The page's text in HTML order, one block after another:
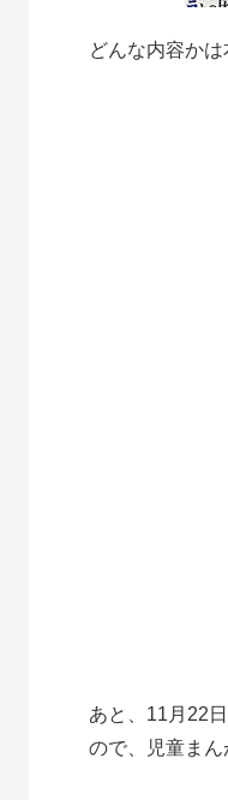
どんな内容かは
あと、11月22
ので、児童まん